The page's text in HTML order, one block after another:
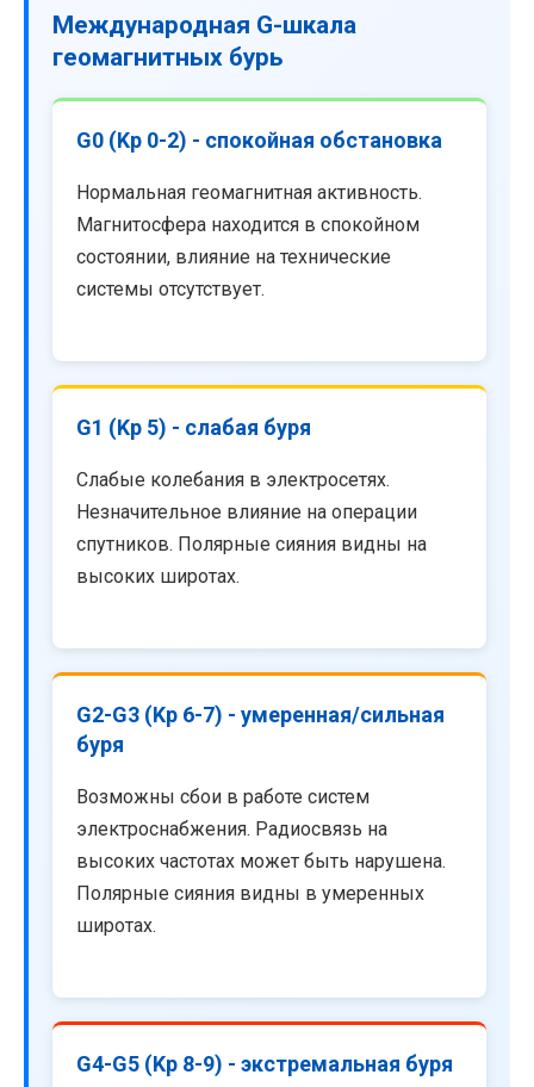
Международная G-шкала
геомагнитных бурь
G0 (Kp 0-2) - спокойная обстановка
Нормальная геомагнитная активность.
Магнитосфера находится в спокойном
состоянии, влияние на технические
системы отсутствует.
G1 (Kp 5) - слабая буря
Слабые колебания в электросетях.
Незначительное влияние на операции
спутников. Полярные сияния видны на
высоких широтах.
G2-G3 (Kp 6-7) - умеренная/сильная
буря
Возможны сбои в работе систем
электроснабжения. Радиосвязь на
высоких частотах может быть нарушена.
Полярные сияния видны в умеренных
широтах.
G4-G5 (Kp 8-9) - экстремальная буря